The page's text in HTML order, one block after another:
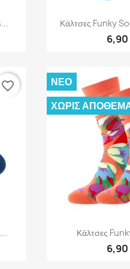

Κάλτσες Funky
favorite_border
Γρήγορη
Κάλτσες
ΝΈΟ
ΧΩΡΊΣ